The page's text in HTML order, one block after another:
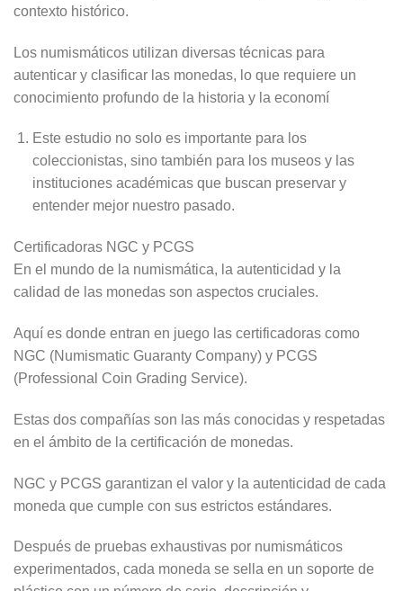
contexto histórico.
Los numismáticos utilizan diversas técnicas para
autenticar y clasificar las monedas, lo que requiere un
conocimiento profundo de la historia y la economí
Este estudio no solo es importante para los
coleccionistas, sino también para los museos y las
instituciones académicas que buscan preservar y
entender mejor nuestro pasado.
Certificadoras NGC y PCGS
En el mundo de la numismática, la autenticidad y la
calidad de las monedas son aspectos cruciales.
Aquí es donde entran en juego las certificadoras como
NGC (Numismatic Guaranty Company) y PCGS
(Professional Coin Grading Service).
Estas dos compañías son las más conocidas y respetadas
en el ámbito de la certificación de monedas.
NGC y PCGS garantizan el valor y la autenticidad de cada
moneda que cumple con sus estrictos estándares.
Después de pruebas exhaustivas por numismáticos
experimentados, cada moneda se sella en un soporte de